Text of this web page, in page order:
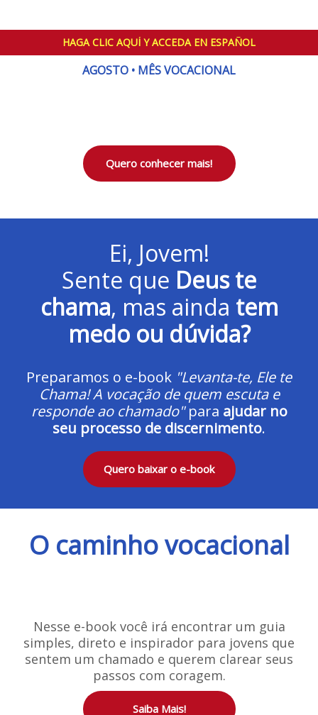
HAGA CLIC AQUÍ Y ACCEDA EN ESPAÑOL
AGOSTO • MÊS VOCACIONAL
Quero conhecer mais!
Ei, Jovem!
Sente que Deus te
chama, mas ainda tem
medo ou dúvida?
Preparamos o e-book "Levanta-te, Ele te
Chama! A vocação de quem escuta e
responde ao chamado"para ajudar no
seu processo de discernimento.
Quero baixar o e-book
O caminho vocacional
Nesse e-book você irá encontrar um guia
simples, direto e inspirador para jovens que
sentem um chamado e querem clarear seus
passos com coragem.
Saiba Mais!